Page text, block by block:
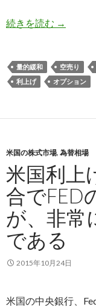
続きを読む 米国利
→
量的緩和 空売り
利上げ
オプション
米国の株式市場, 為替相場
米国利上
合でFED
が、非常
である
2015年10月24日
米国の中央銀行、